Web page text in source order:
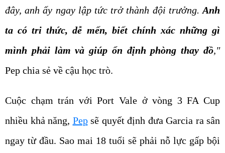
đây, anh ấy ngay lập tức trở thành đội trưởng. Anh
ta có tri thức, dễ mến, biết chính xác những gì
mình phải làm và giúp ổn định phòng thay đồ,"
Pep chia sẻ về cậu học trò.
Cuộc chạm trán với Port Vale ở vòng 3 FA Cup
nhiều khả năng, Pepsẽ quyết định đưa Garcia ra sân
ngay từ đầu. Sao mai 18 tuổi sẽ phải nỗ lực gấp bội